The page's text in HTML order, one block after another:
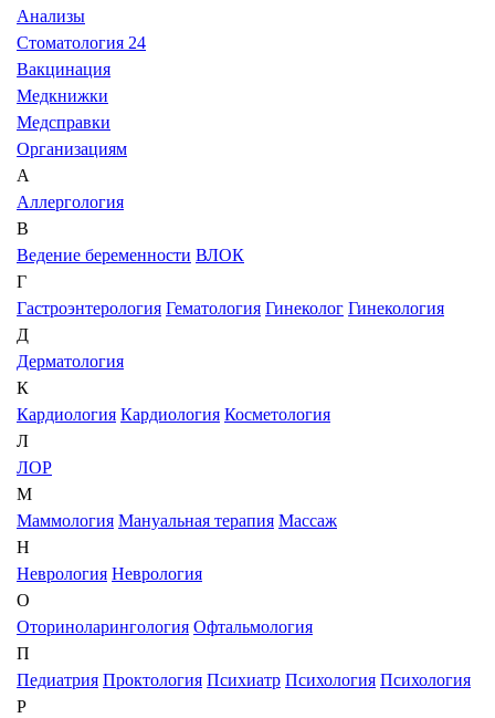
Анализы
Стоматология 24
Вакцинация
Медкнижки
Медсправки
Организациям
А
Аллергология
В
Ведение беременности ВЛОК
Г
Гастроэнтерология Гематология Гинеколог Гинекология
Д
Дерматология
К
Кардиология Кардиология Косметология
Л
ЛОР
М
Маммология Мануальная терапия Массаж
Н
Неврология Неврология
О
Оториноларингология Офтальмология
П
Педиатрия Проктология Психиатр Психология Психология
Р